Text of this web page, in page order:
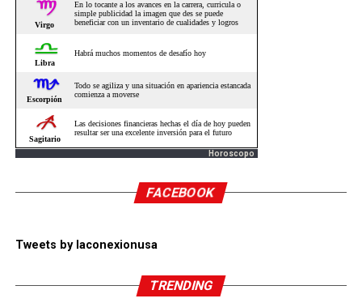
Horoscopo
FACEBOOK
Tweets by laconexionusa
TRENDING